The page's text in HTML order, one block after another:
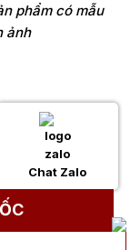
phẩm có mẫu
ảnh
Chat Zalo